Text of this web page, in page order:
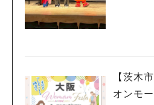
【茨木
オンモ